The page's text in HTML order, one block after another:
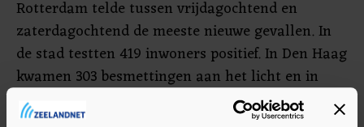
Rotterdam telde tussen vrijdagochtend en
zaterdagochtend de meeste nieuwe gevallen. In
de stad testten 419 inwoners positief. In Den Haag
kwamen 303 besmettingen aan het licht en in
Amsterdam werden 279 coronagevallen